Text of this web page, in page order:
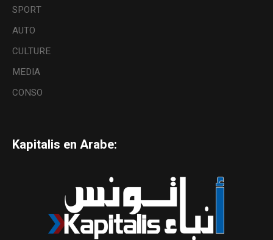
SPORT
AUTO
CULTURE
MEDIA
CONSO
Kapitalis en Arabe: